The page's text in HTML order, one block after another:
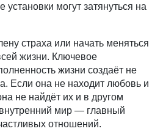
установки могут затянуться на
страха или начать меняться
жизни. Ключевое
жизни создаёт не
Если она не находит любовь и
не найдёт их и в другом
мир — главный
отношений.